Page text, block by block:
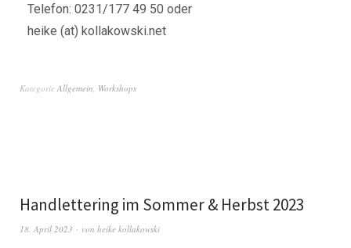
Telefon: 0231/177 49 50 oder
heike (at) kollakowski.net
Kategorie Allgemein Workshops
Handlettering im Sommer & Herbst 2023
18. April 2023 von heike kollakowski